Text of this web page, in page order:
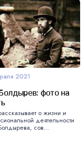
2021
фото на
о жизни и
деятельности
сов...